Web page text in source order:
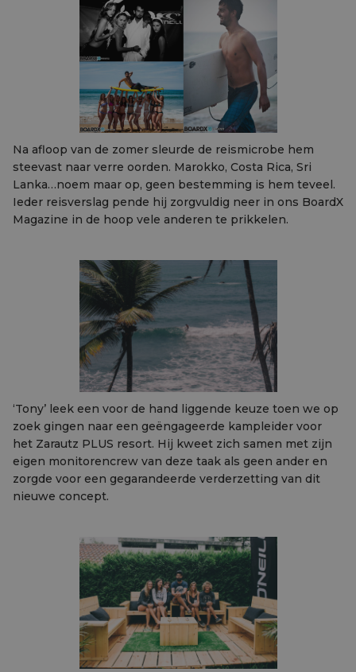
Na afloop van de zomer sleurde de reismicrobe hem
steevast naar verre oorden. Marokko, Costa Rica, Sri
Lanka…noem maar op, geen bestemming is hem teveel.
Ieder reisverslag pende hij zorgvuldig neer in ons BoardX
Magazine in de hoop vele anderen te prikkelen.
‘Tony’ leek een voor de hand liggende keuze toen we op
zoek gingen naar een geëngageerde kampleider voor
het Zarautz PLUS resort. Hij kweet zich samen met zijn
eigen monitorencrew van deze taak als geen ander en
zorgde voor een gegarandeerde verderzetting van dit
nieuwe concept.